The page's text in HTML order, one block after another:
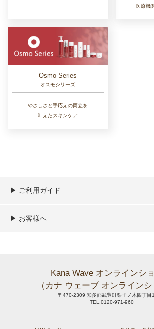
医療機
Osmo Series
オスモシリーズ
やさしさと手応えの両立を
叶えたスキンケア
▶︎ ご利用ガイド
ご利用ガイド
決済／配送／送料について
取り扱い商品一覧
顧客情報の取扱について
特定商取引法の表記
▶︎ お客様へ
Kana Wave オンラインシ
（カナ ウェーブ オンラインシ
〒470-2309 知多郡武豊町梨子ノ木四丁目
TEL.0120-971-960